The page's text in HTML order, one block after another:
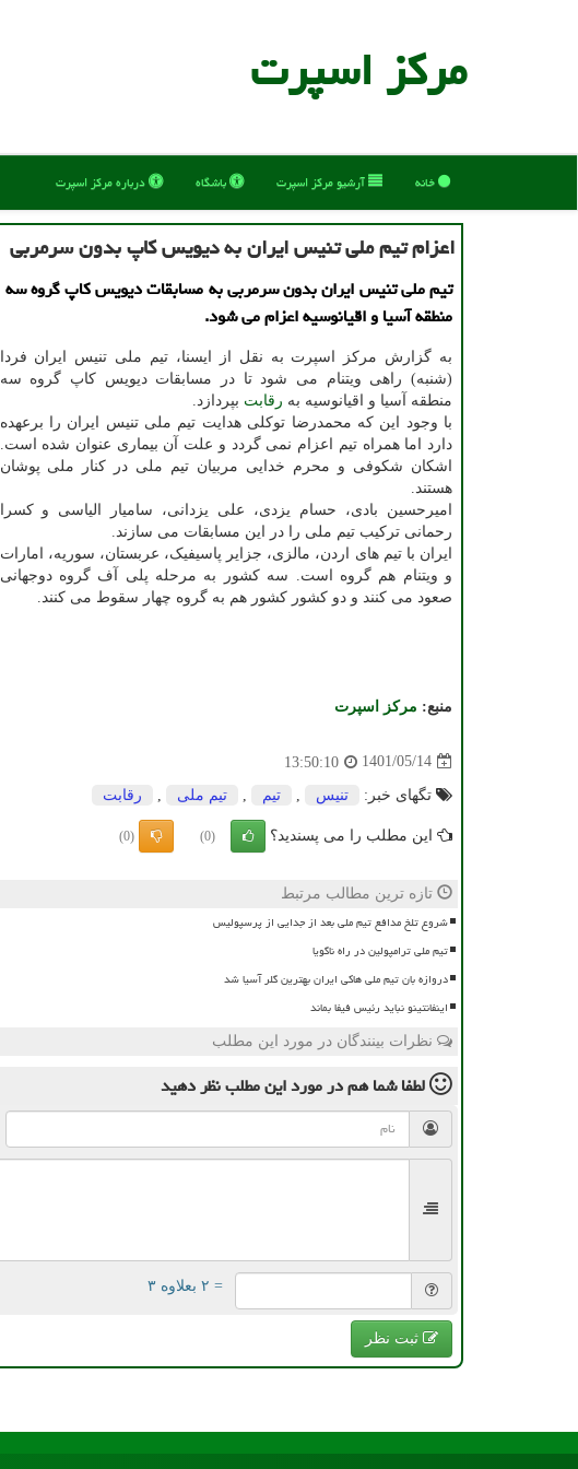
مركز اسپرت
خانه آرشیو مركز اسپرت باشگاه درباره مركز اسپرت
اعزام تیم ملی تنیس ایران به دیویس کاپ بدون سرمربی
تیم ملی تنیس ایران بدون سرمربی به مسابقات دیویس کاپ گروه سه
منطقه آسیا و اقیانوسیه اعزام می شود.
به گزارش مرکز اسپرت به نقل از ایسنا، تیم ملی تنیس ایران فردا
(شنبه) راهی ویتنام می شود تا در مسابقات دیویس کاپ گروه سه
منطقه آسیا و اقیانوسیه به رقابت بپردازد.
با وجود این که محمدرضا توکلی هدایت تیم ملی تنیس ایران را برعهده
دارد اما همراه تیم اعزام نمی گردد و علت آن بیماری عنوان شده است.
اشکان شکوفی و محرم خدایی مربیان تیم ملی در کنار ملی پوشان
هستند.
امیرحسین بادی، حسام یزدی، علی یزدانی، سامیار الیاسی و کسرا
رحمانی ترکیب تیم ملی را در این مسابقات می سازند.
ایران با تیم های اردن، مالزی، جزایر پاسیفیک، عربستان، سوریه، امارات
و ویتنام هم گروه است. سه کشور به مرحله پلی آف گروه دوجهانی
صعود می کنند و دو کشور کشور هم به گروه چهار سقوط می کنند.
منبع: مركز اسپرت
1401/05/14
13:50:10
تگهای خبر: تنیس تیم تیم ملی رقابت
این مطلب را می پسندید؟ (0)
(0)
تازه ترین مطالب مرتبط
شروع تلخ مدافع تیم ملی بعد از جدایی از پرسپولیس
تیم ملی ترامپولین در راه ناگویا
دروازه بان تیم ملی هاکی ایران بهترین گلر آسیا شد
اینفانتینو نباید رئیس فیفا بماند
نظرات بینندگان در مورد این مطلب
لطفا شما همدر مورد این مطلبنظر دهید
= ۲ بعلاوه ۳
ثبت نظر